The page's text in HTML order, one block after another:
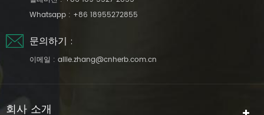
Whatsapp : +86 18955272855
문의하기 :
이메일 : allie.zhang@cnherb.com.cn
회사 소개